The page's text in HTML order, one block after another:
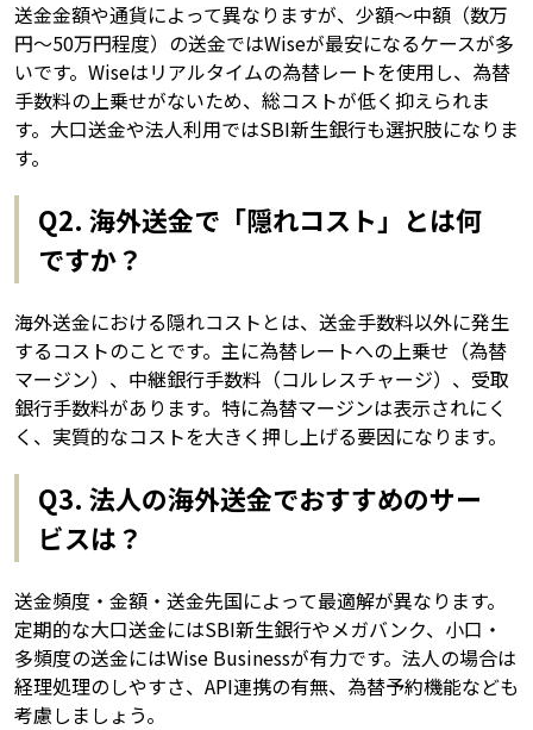
送金金額や通貨によって異なりますが、少額〜中額（数万
円〜50万円程度）の送金ではWiseが最安になるケースが多
いです。Wiseはリアルタイムの為替レートを使用し、為替
手数料の上乗せがないため、総コストが低く抑えられま
す。大口送金や法人利用ではSBI新生銀行も選択肢になりま
す。
Q2. 海外送金で「隠れコスト」とは何
ですか？
海外送金における隠れコストとは、送金手数料以外に発生
するコストのことです。主に為替レートへの上乗せ（為替
マージン）、中継銀行手数料（コルレスチャージ）、受取
銀行手数料があります。特に為替マージンは表示されにく
く、実質的なコストを大きく押し上げる要因になります。
Q3. 法人の海外送金でおすすめのサー
ビスは？
送金頻度・金額・送金先国によって最適解が異なります。
定期的な大口送金にはSBI新生銀行やメガバンク、小口・
多頻度の送金にはWise Businessが有力です。法人の場合は
経理処理のしやすさ、API連携の有無、為替予約機能なども
考慮しましょう。